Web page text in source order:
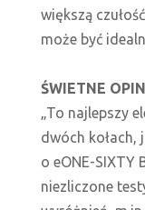
większą
może być
ŚWIETNE
„To najlepszy
dwóch kołach,
o eONE-SIXTY
niezliczone